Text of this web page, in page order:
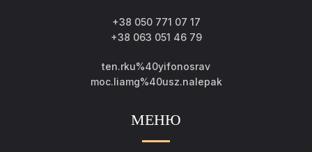
+38 050 771 07 17
+38 063 051 46 79
ten.rku%40yifonosrav
moc.liamg%40usz.nalepak
МЕНЮ